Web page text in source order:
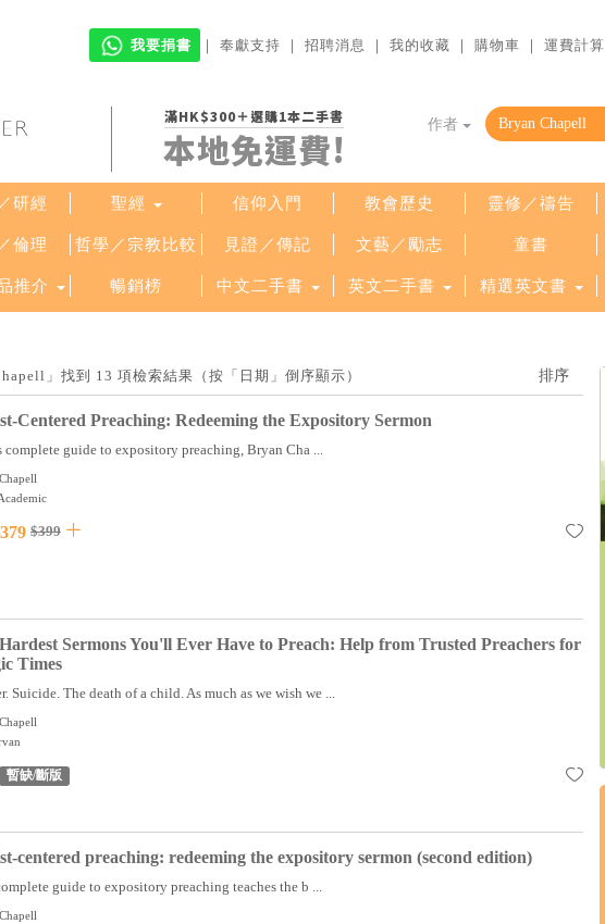
我要捐書 ｜ 奉獻支持 ｜ 招聘消息 ｜ 我的收藏 ｜ 購物車 ｜ 運費計算
滿HK$300＋選購1本二手書
本地免運費!
作者
研經 聖經 信仰入門 教會歷史 靈修／禱告
倫理 哲學／宗教比較 見證／傳記 文藝／勵志 童書
推介 暢銷榜 中文二手書 英文二手書 精選英文書
」找到 13 項檢索結果（按「日期」倒序顯示）
Centered Preaching: Redeeming the Expository Sermon
complete guide to expository preaching, Bryan Cha ...
$399
Sermons You'll Ever Have to Preach: Help from Trusted Preachers for
Times
Suicide. The death of a child. As much as we wish we ...
暫缺/斷版
centered preaching: redeeming the expository sermon (second edition)
guide to expository preaching teaches the b ...